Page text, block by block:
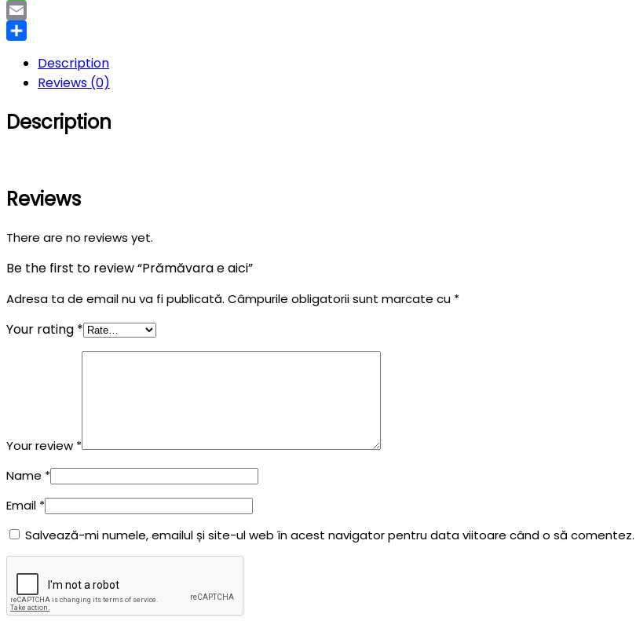
WhatsApp
Email
Description
Reviews (0)
Description
Reviews
There are no reviews yet.
Be the first to review “Prămăvara e aici”
Adresa ta de email nu va fi publicată. Câmpurile obligatorii sunt marcate cu *
Your rating *
Your review *
Name *
Email *
Salvează-mi numele, emailul și site-ul web în acest navigator pentru data viitoare când o să comentez.